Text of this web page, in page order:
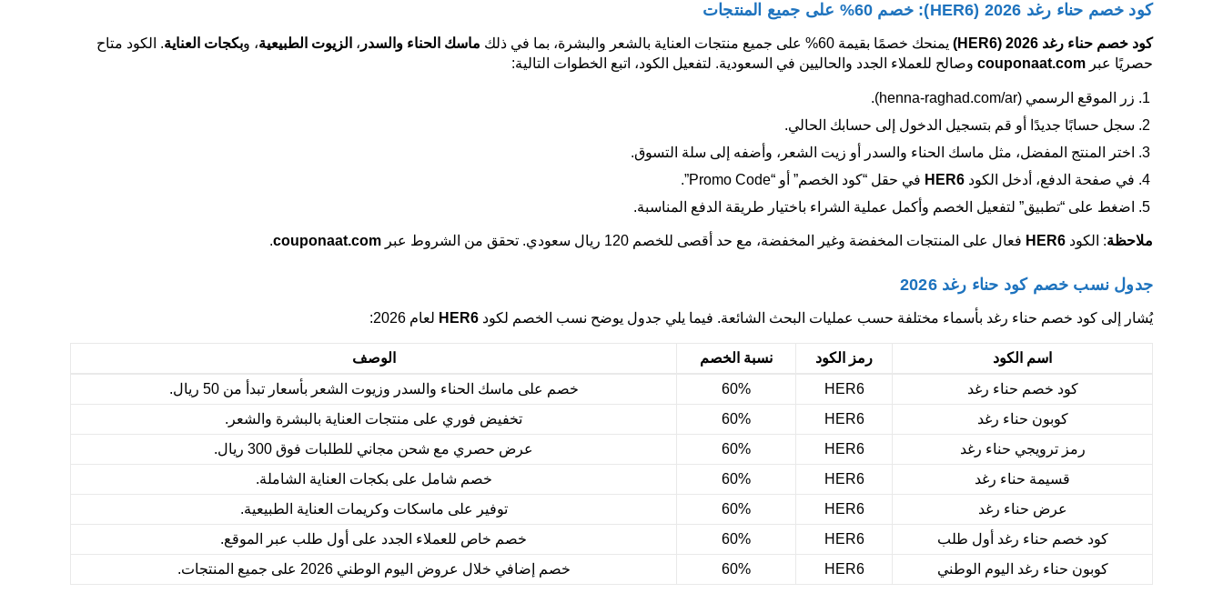
كود خصم حناء رغد 2026 (HER6): خصم 60% على جميع المنتجات
كود خصم حناء رغد 2026 (HER6) يمنحك خصمًا بقيمة 60% على جميع منتجات العناية بالشعر والبشرة، بما في ذلك ماسك الحناء والسدر ، الزيوت الطبيعية، وبكجات العناية. الكود متاح
حصريًا عبر couponaat.com وصالح للعملاء الجدد والحاليين في السعودية. لتفعيل الكود، اتبع الخطوات التالية:
زر الموقع الرسمي (henna-raghad.com/ar).
سجل حسابًا جديدًا أو قم بتسجيل الدخول إلى حسابك الحالي.
اختر المنتج المفضل، مثل ماسك الحناء والسدر أو زيت الشعر، وأضفه إلى سلة التسوق.
في صفحة الدفع، أدخل الكود HER6 في حقل “كود الخصم” أو “Promo Code”.
اضغط على “تطبيق” لتفعيل الخصم وأكمل عملية الشراء باختيار طريقة الدفع المناسبة.
ملاحظة: الكود HER6 فعال على المنتجات المخفضة وغير المخفضة، مع حد أقصى للخصم 120 ريال سعودي. تحقق من الشروط عبر couponaat.com
.
جدول نسب خصم كود حناء رغد 2026
يُشار إلى كود خصم حناء رغد بأسماء مختلفة حسب عمليات البحث الشائعة. فيما يلي جدول يوضح نسب الخصم لكود HER6 لعام 2026:
اسم الكود رمز الكود نسبة الخصم
الوصف
كود خصم حناء رغد
HER6
60%
خصم على ماسك الحناء والسدر وزيوت الشعر بأسعار تبدأ من 50 ريال.
كوبون حناء رغد
HER6
60%
تخفيض فوري على منتجات العناية بالبشرة والشعر.
رمز ترويجي حناء رغد
HER6
60%
عرض حصري مع شحن مجاني للطلبات فوق 300 ريال.
قسيمة حناء رغد
HER6
60%
خصم شامل على بكجات العناية الشاملة.
عرض حناء رغد
HER6
60%
توفير على ماسكات وكريمات العناية الطبيعية.
كود خصم حناء رغد أول طلب
HER6
60%
خصم خاص للعملاء الجدد على أول طلب عبر الموقع.
كوبون حناء رغد اليوم الوطني
HER6
60% خصم إضافي خلال عروض اليوم الوطني 2026 على جميع المنتجات.